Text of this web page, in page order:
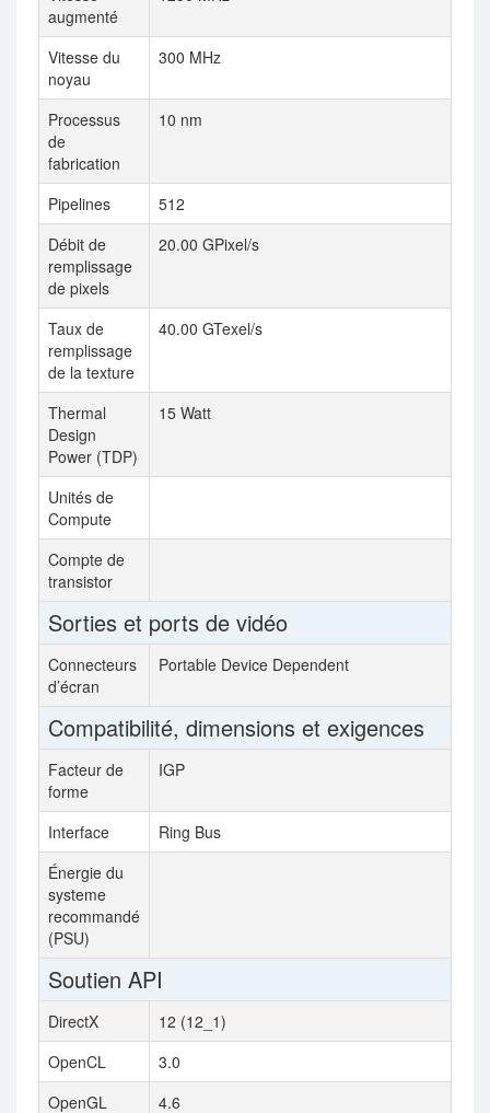
augmenté
Vitesse du
noyau
300 MHz
Processus
de
fabrication
10 nm
Pipelines 512
Débit de
remplissage
de pixels
20.00 GPixel/s
Taux de
remplissage
de la texture
40.00 GTexel/s
Thermal
Design
Power (TDP)
15 Watt
Unités de
Compute
Compte de
transistor
Sorties et ports de vidéo
Connecteurs
d’écran
Portable Device Dependent
Compatibilité, dimensions et exigences
Facteur de
forme
IGP
Interface Ring Bus
Énergie du
systeme
recommandé
(PSU)
Soutien API
DirectX 12 (12_1)
OpenCL
3.0
OpenGL
4.6